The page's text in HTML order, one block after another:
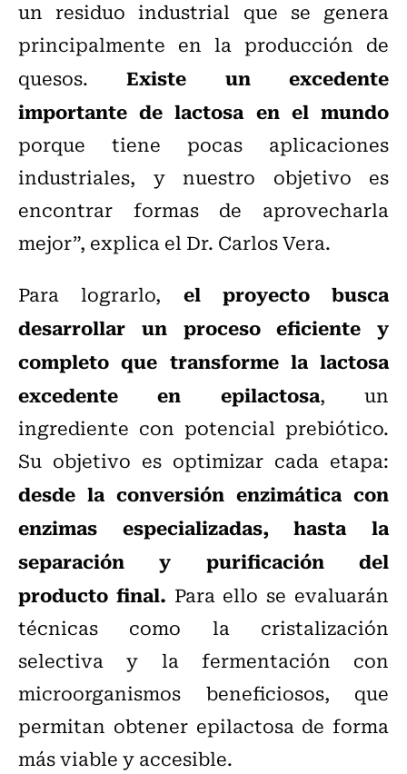
un residuo industrial que se genera
principalmente en la producción de
quesos.Existe un excedente
importante de lactosa en el mundo
porque tiene pocas aplicaciones
industriales, y nuestro objetivo es
encontrar formas de aprovecharla
mejor”, explica el Dr. Carlos Vera.
Para lograrlo, el proyecto busca
desarrollar un proceso eficiente y
completo que transforme la lactosa
excedente en epilactosa, un
ingrediente con potencial prebiótico.
Su objetivo es optimizar cada etapa:
desde la conversión enzimática con
enzimas especializadas, hasta la
separación y purificación del
producto final. Para ello se evaluarán
técnicas como la cristalización
selectiva y la fermentación con
microorganismos beneficiosos, que
permitan obtener epilactosa de forma
más viable y accesible.